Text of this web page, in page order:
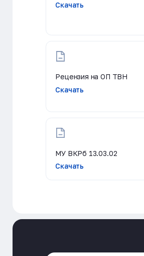
Скачать
Рецензия на ОП ТВН
Скачать
МУ ВКРб 13.03.02
Скачать